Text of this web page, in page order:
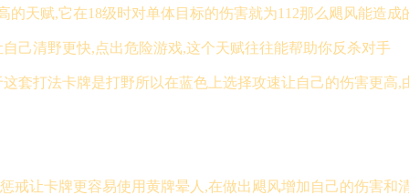
天赋,它在18级时对单体目标的伤害就为112那么飓风能造
己清野更快,点出危险游戏,这个天赋往往能帮助你反杀对手
套打法卡牌是打野所以在蓝色上选择攻速让自己的伤害更
戒让卡牌更容易使用黄牌晕人,在做出飓风增加自己的伤害